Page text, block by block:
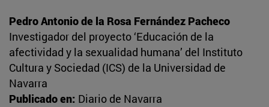
Pedro Antonio de la Rosa Fernández Pacheco
Investigador del proyecto ‘Educación de la
afectividad y la sexualidad humana’ del Instituto
Cultura y Sociedad (ICS) de la Universidad de
Navarra
Publicado en: Diario de Navarra